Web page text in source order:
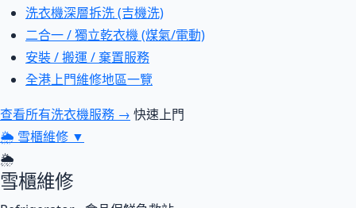
洗衣機深層拆洗 (吉機洗)
二合一 / 獨立乾衣機 (煤氣/電動)
安裝 / 搬運 / 棄置服務
全港上門維修地區一覽
查看所有洗衣機服務 → 快速上門
🌦 雪櫃維修 ▼
🌦
雪櫃維修